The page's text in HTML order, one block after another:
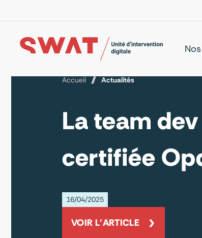
Accueil Actualités
La team
certifiée
16/04/2025
VOIR L'ARTICLE